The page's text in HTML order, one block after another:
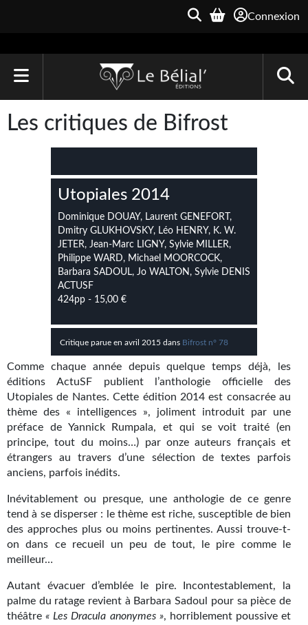
Connexion
Le Bélial'
Une Heure-Lumière
Archive du Futur
Parallaxe
Quarante-Deux
Étoiles vives
Yellow Submarine
NUMÉRIQUE
Romans et recueils
Une Heure-Lumière
Nouvelles
Bifrost
Livres audio
Les critiques de Bifrost
Utopiales 2014
Dominique DOUAY, Laurent GENEFORT,
Dmitry GLUKHOVSKY, Léo HENRY, K. W.
JETER, Jean-Marc LIGNY, Sylvie MILLER,
Philippe WARD, Michael MOORCOCK,
Barbara SADOUL, Jo WALTON, Sylvie DENIS
ACTUSF
424pp - 15,00 €
Critique parue en avril 2015 dans Bifrost n° 78
Comme chaque année depuis quelque temps déjà, les
éditions ActuSF publient l’anthologie officielle des
Utopiales de Nantes. Cette édition 2014 est consacrée au
thème des « intelligences », joliment introduit par une
préface de Yannick Rumpala, et qui se voit traité (en
principe, tout du moins…) par onze auteurs français et
étrangers au travers d’une sélection de textes parfois
anciens, parfois inédits.
Inévitablement ou presque, une anthologie de ce genre
tend à se disperser : le thème est riche, susceptible de bien
des approches plus ou moins pertinentes. Aussi trouve-t-
on dans ce recueil un peu de tout, le pire comme le
meilleur…
Autant évacuer d’emblée le pire. Incontestablement, la
palme du ratage revient à Barbara Sadoul pour sa pièce de
théâtre« Les Dracula anonymes », horriblement poussive et